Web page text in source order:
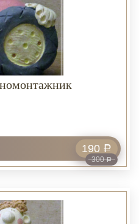
300Р
190 Р